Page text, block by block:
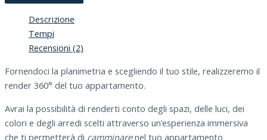
Descrizione
Tempi
Recensioni (2)
Fornendoci la planimetria e scegliendo il tuo stile, realizzeremo il
render 360° del tuo appartamento.
Avrai la possibilità di renderti conto degli spazi, delle luci, dei
colori e degli arredi scelti attraverso un’esperienza immersiva
che ti permetterà di camminarenel tuo appartamento